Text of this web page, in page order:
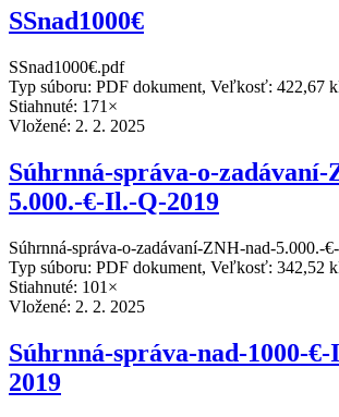
SSnad1000€
SSnad1000€.pdf
Typ súboru: PDF dokument, Veľkosť: 422,67
Stiahnuté: 171×
Vložené: 2. 2. 2025
Súhrnná-správa-o-
5.000.-€-Il.-Q-2019
Súhrnná-správa-o-zadávaní-ZNH-nad-5.000.-
Typ súboru: PDF dokument, Veľkosť: 342,52
Stiahnuté: 101×
Vložené: 2. 2. 2025
Súhrnná-správa-nad-1000-
2019